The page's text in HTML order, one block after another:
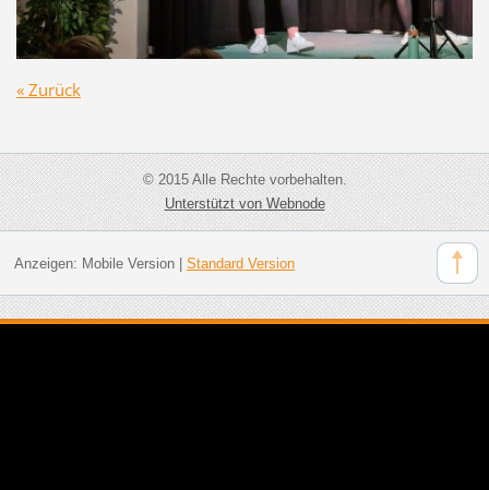
« Zurück
© 2015 Alle Rechte vorbehalten.
Unterstützt von Webnode
Anzeigen: Mobile Version| Standard Version